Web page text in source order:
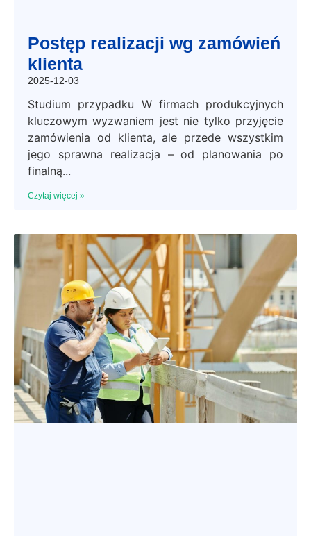
Postęp realizacji wg zamówień
klienta
2025-12-03
Studium przypadku W firmach produkcyjnych
kluczowym wyzwaniem jest nie tylko przyjęcie
zamówienia od klienta, ale przede wszystkim
jego sprawna realizacja – od planowania po
finalną
Czytaj więcej »